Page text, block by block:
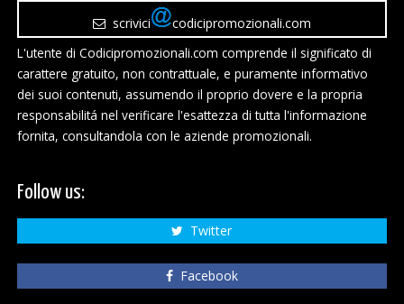
scrivici
codicipromozionali.com
L'utente di Codicipromozionali.com comprende il significato di
carattere gratuito, non contrattuale, e puramente informativo
dei suoi contenuti, assumendo il proprio dovere e la propria
responsabilitá nel verificare l'esattezza di tutta l'informazione
fornita, consultandola con le aziende promozionali.
Follow us:
Twitter
Facebook